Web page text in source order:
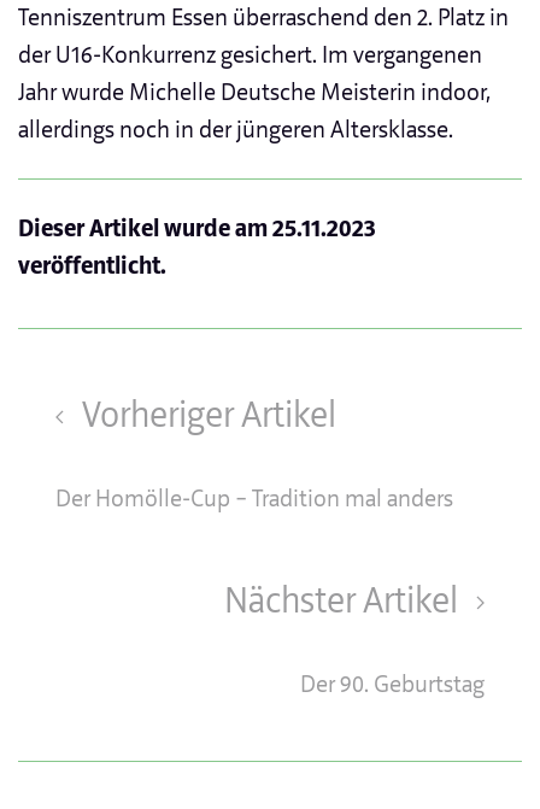
Tenniszentrum Essen überraschend den 2. Platz in
der U16-Konkurrenz gesichert. Im vergangenen
Jahr wurde Michelle Deutsche Meisterin indoor,
allerdings noch in der jüngeren Altersklasse.
Dieser Artikel wurde am25.11.2023
veröffentlicht.
Vorheriger Artikel
Der Homölle-Cup – Tradition mal anders
Nächster Artikel
Der 90. Geburtstag